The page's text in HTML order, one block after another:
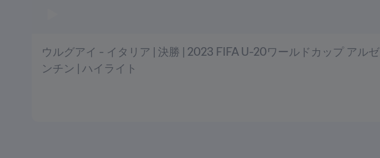
ウルグアイ - イタリア | 決勝 | 2023 FIFA U-20ワールドカップ アルゼ
ンチン | ハイライト